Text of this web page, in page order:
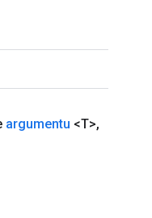
argumentu <T>,